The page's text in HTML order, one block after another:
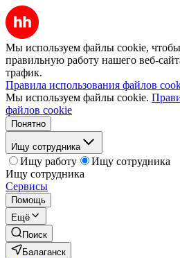
Мы используем файлы cookie, чтобы
правильную работу нашего веб-
трафик.
Правила использования файлов
Мы используем файлы cookie.
файлов cookie
Понятно
Ищу сотрудника
Ищу работу
Ищу сотрудника
Ищу сотрудника
Сервисы
Помощь
Ещё
Поиск
Балаганск